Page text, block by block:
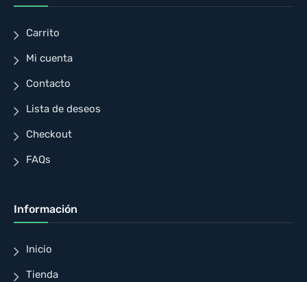
Carrito
Mi cuenta
Contacto
Lista de deseos
Checkout
FAQs
Información
Inicio
Tienda